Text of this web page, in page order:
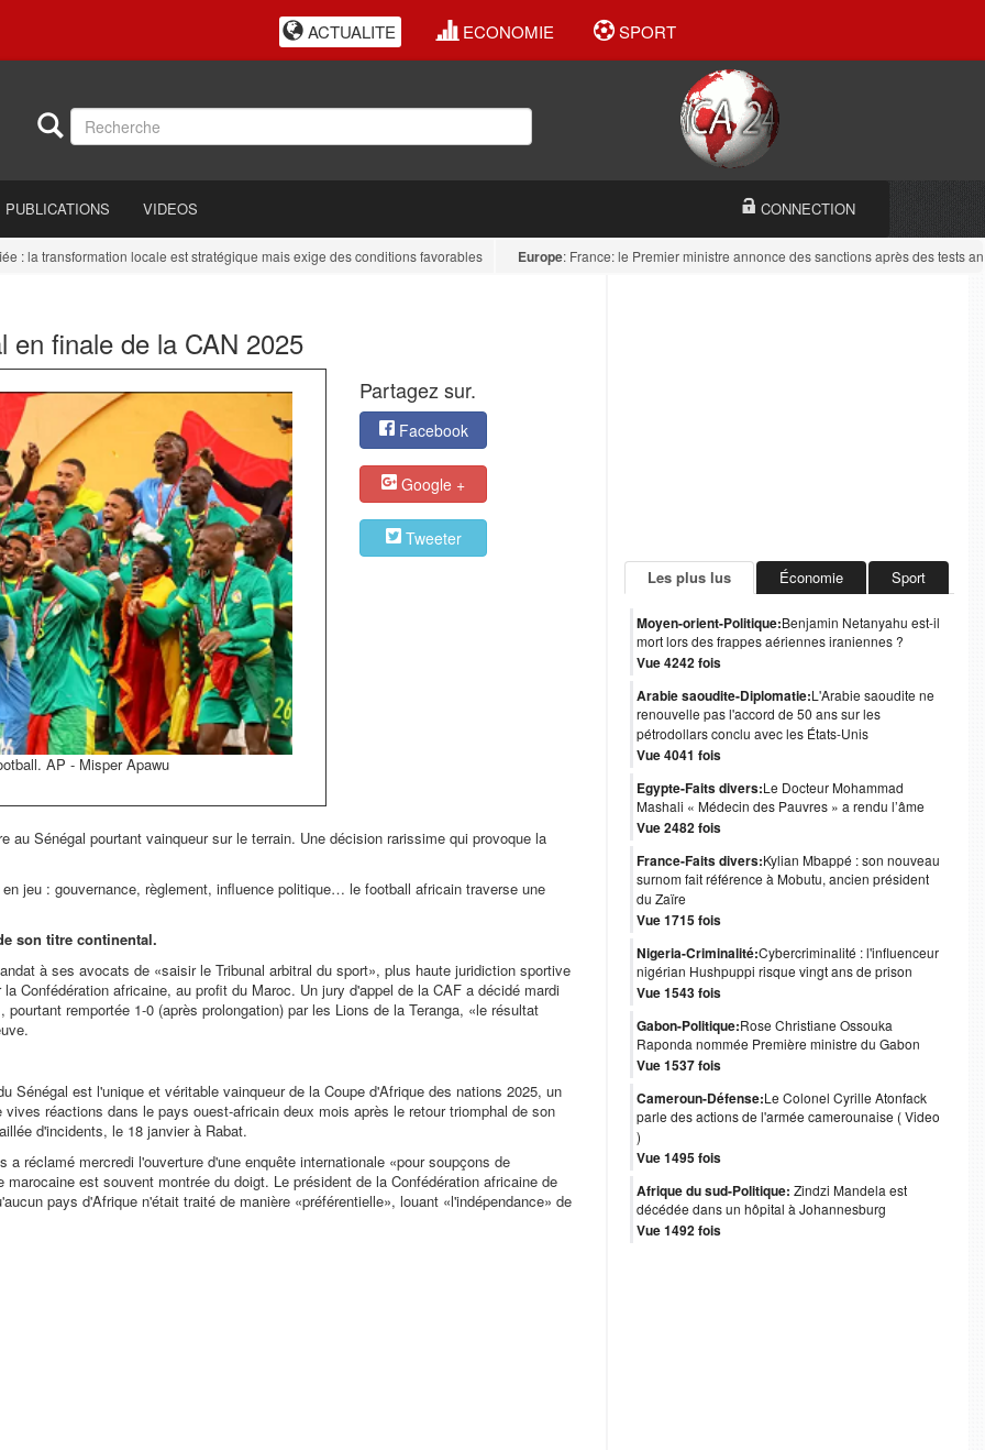
ACTUALITE ECONOMIE SPORT
PUBLICATIONS VIDEOS CONNECTION
transformation locale est stratégique mais exige des conditions favorables Europe: France: le Premier ministre annonce des sanctions après des tests
en finale de la CAN 2025
AP - Misper Apawu
Partagez sur.
Facebook
Google +
Tweeter
Sénégal pourtant vainqueur sur le terrain. Une décision rarissime qui provoque la
jeu : gouvernance, règlement, influence politique… le football africain traverse une
son titre continental.
à ses avocats de «saisir le Tribunal arbitral du sport», plus haute juridiction sportive
Confédération africaine, au profit du Maroc. Un jury d'appel de la CAF a décidé mardi
, pourtant remportée 1-0 (après prolongation) par les Lions de la Teranga, «le résultat
Sénégal est l'unique et véritable vainqueur de la Coupe d'Afrique des nations 2025, un
réactions dans le pays ouest-africain deux mois après le retour triomphal de son
d'incidents, le 18 janvier à Rabat.
réclamé mercredi l'ouverture d'une enquête internationale «pour soupçons de
marocaine est souvent montrée du doigt. Le président de la Confédération africaine de
pays d'Afrique n'était traité de manière «préférentielle», louant «l'indépendance» de
Les plus lus Économie Sport
Moyen-orient-Politique:Benjamin Netanyahu est-il
mort lors des frappes aériennes iraniennes ?
Vue 4242 fois
Arabie saoudite-Diplomatie:L'Arabie saoudite ne
renouvelle pas l'accord de 50 ans sur les
pétrodollars conclu avec les États-Unis
Vue 4041 fois
Egypte-Faits divers:Le Docteur Mohammad
Mashali « Médecin des Pauvres » a rendu l’âme
Vue 2482 fois
France-Faits divers:Kylian Mbappé : son nouveau
surnom fait référence à Mobutu, ancien président
du Zaïre
Vue 1715 fois
Nigeria-Criminalité:Cybercriminalité : l'influenceur
nigérian Hushpuppi risque vingt ans de prison
Vue 1543 fois
Gabon-Politique:Rose Christiane Ossouka
Raponda nommée Première ministre du Gabon
Vue 1537 fois
Cameroun-Défense:Le Colonel Cyrille Atonfack
parle des actions de l'armée camerounaise ( Video
)
Vue 1495 fois
Afrique du sud-Politique: Zindzi Mandela est
décédée dans un hôpital à Johannesburg
Vue 1492 fois